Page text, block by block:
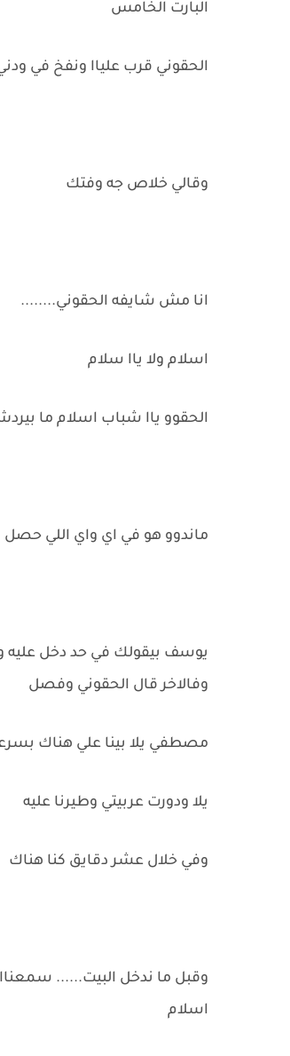
البارت الخامس
الحقوني قرب علياا ونفخ في
وقالي خلاص جه وفتك
انا مش شايفه الحقوني........
اسلام ولا ياا سلام
الحقوو ياا شباب اسلام ما
ماندوو هو في اي واي اللي حصل
يوسف بيقولك في حد دخل
وفالاخر قال الحقوني وفصل
مصطفي يلا بينا علي هناك
يلا ودورت عربيتي وطيرنا عليه
وفي خلال عشر دقايق كنا هناك
وقبل ما ندخل البيت......
اسلام